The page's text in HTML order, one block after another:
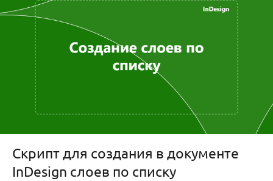
Скрипт для создания в документе
InDesign слоев по списку